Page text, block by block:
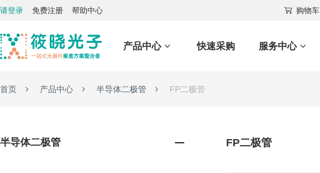
请登录 免费注册 帮助中心 购物车
产品中心 快速采购 服务中心
首页 产品中心 半导体二极管 FP二极管
半导体二极管 FP二极管